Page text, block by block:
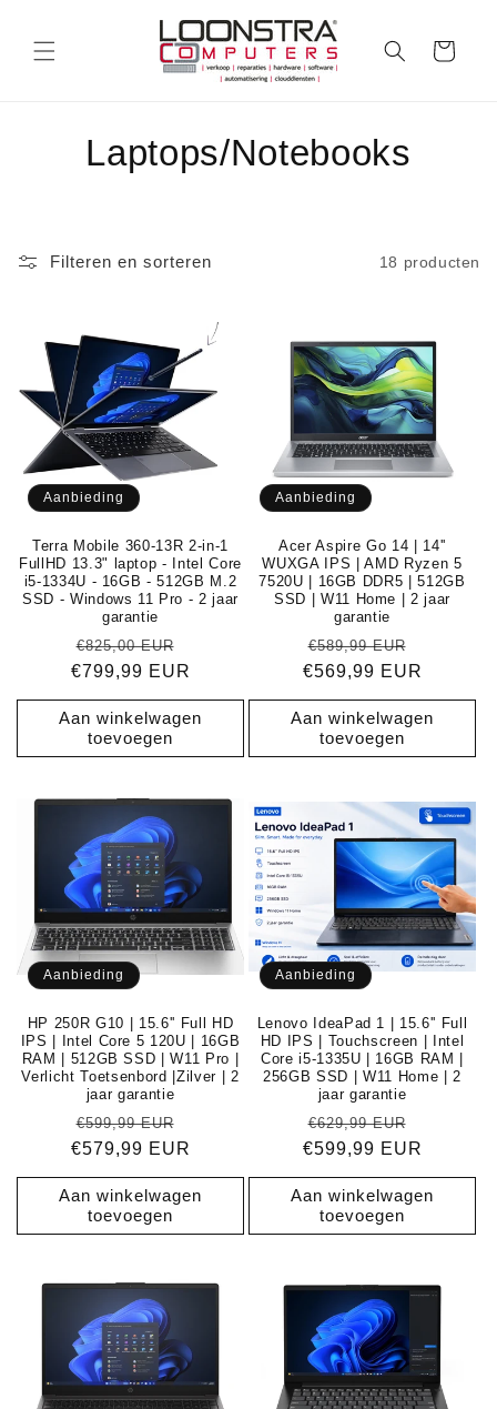
content
Winkelwagen
C
e
c
t
i
e
:
Laptops/Notebooks
Filteren en sorteren 18 producten
Aanbieding
Terra Mobile 360-13R 2-in-1
FullHD 13.3" laptop - Intel Core
i5-1334U - 16GB - 512GB M.2
SSD - Windows 11 Pro - 2 jaar
garantie
Normale
prijs
€825,00 EUR
Aanbiedingsprijs
€799,99 EUR
Aan winkelwagen
toevoegen
Aanbieding
Acer Aspire Go 14 | 14''
WUXGA IPS | AMD Ryzen 5
7520U | 16GB DDR5 | 512GB
SSD | W11 Home | 2 jaar
garantie
Normale
prijs
€589,99 EUR
€569,99 EUR
Aan winkelwagen
toevoegen
Aanbieding
HP 250R G10 | 15.6'' Full HD
IPS | Intel Core 5 120U | 16GB
RAM | 512GB SSD | W11 Pro |
Verlicht Toetsenbord |Zilver | 2
jaar garantie
Normale
prijs
€599,99 EUR
Aanbiedingsprijs
€579,99 EUR
Aan winkelwagen
toevoegen
Aanbieding
Lenovo IdeaPad 1 | 15.6'' Full
HD IPS | Touchscreen | Intel
Core i5-1335U | 16GB RAM |
256GB SSD | W11 Home | 2
jaar garantie
Normale
prijs
€629,99 EUR
€599,99 EUR
Aan winkelwagen
toevoegen